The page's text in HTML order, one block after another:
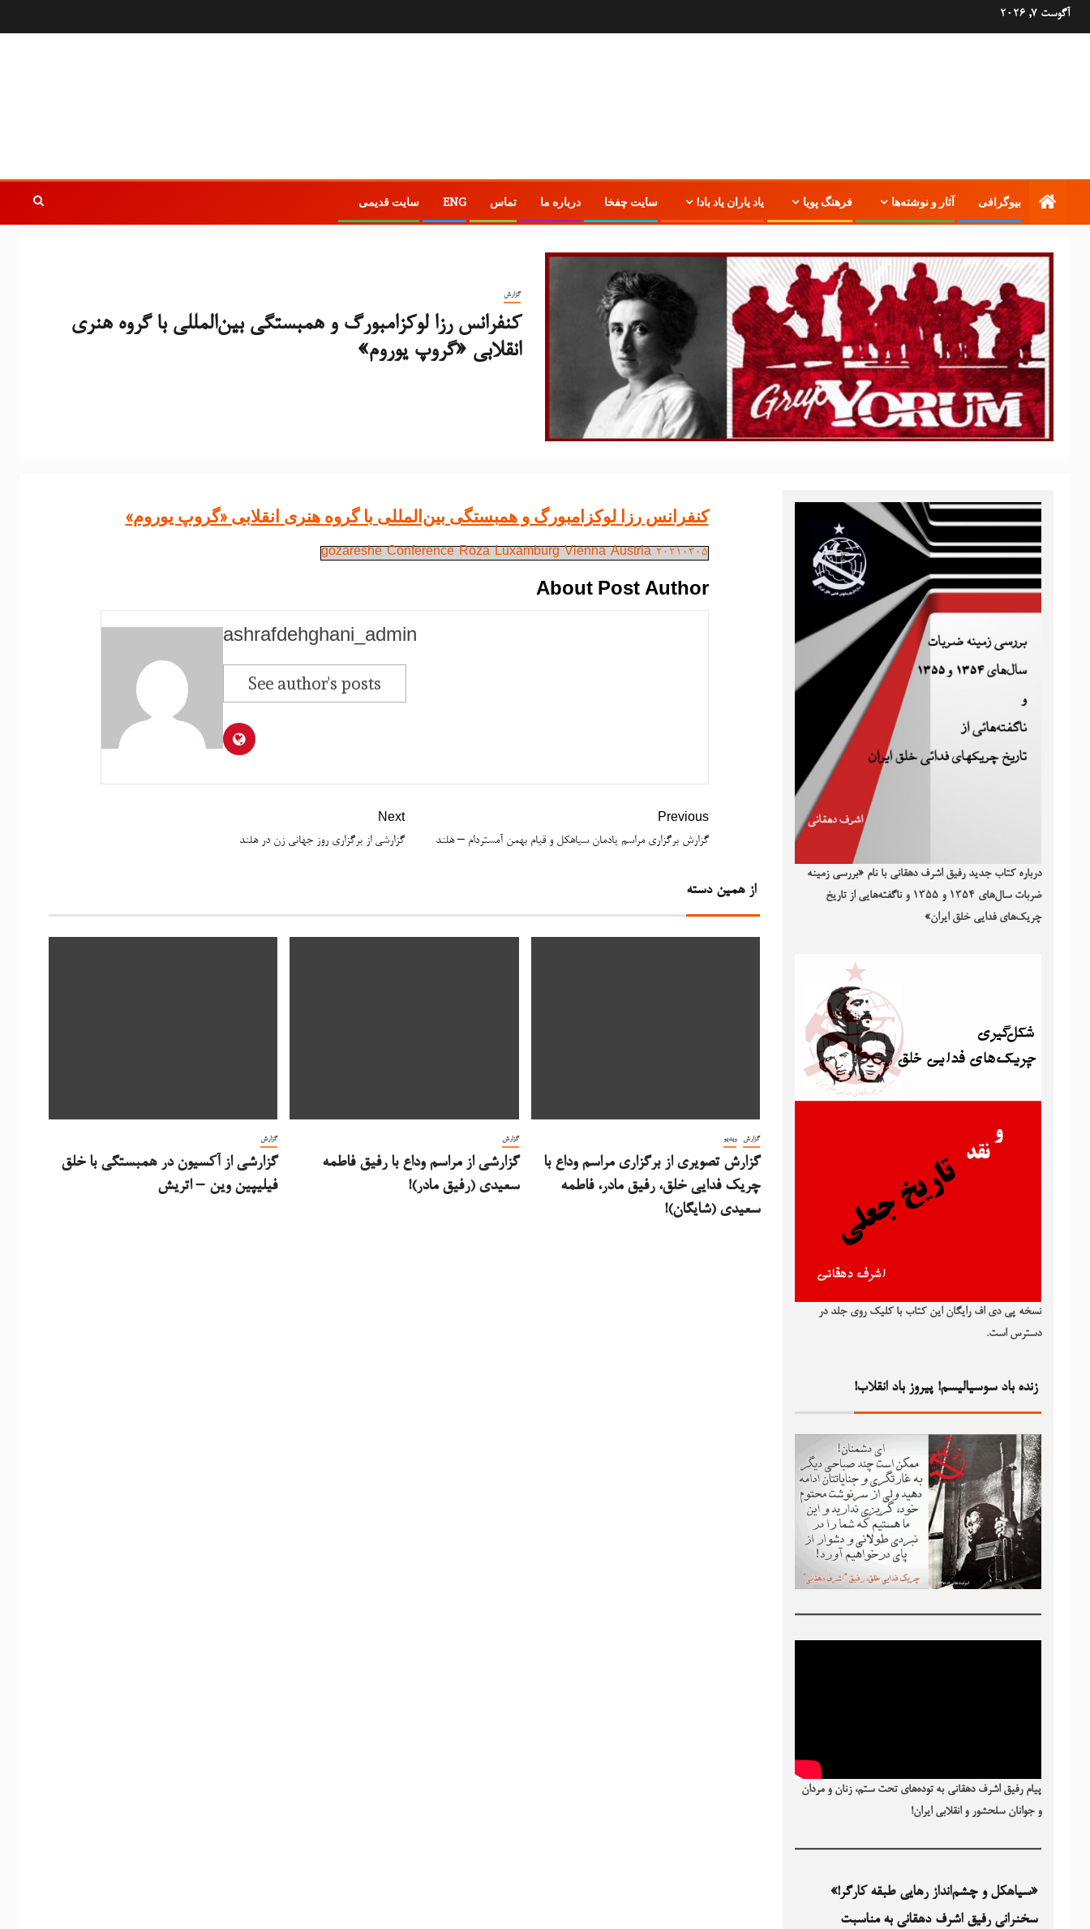
آگوست 7, 2026
بیوگرافی آثار و نوشته‌ها فرهنگ پویا یاد یاران یاد باد! سایت چفخا درباره ما تماس ENG سایت قدیمی
گزارش
کنفرانس رزا لوکزامبورگ و همبستگی بین‌المللی با گروه هنری
انقلابی «گروپ یوروم»
کنفرانس رزا لوکزامبورگ و همبستگی بین‌المللی با گروه هنری انقلابی «گروپ یوروم»
gozareshe-Conference-Roza-Luxamburg-Vienna-Austria-20210305
About Post Author
ashrafdehghani_admin
See author's posts
Previous
گزارش برگزاری مراسم یادمان سیاهکل و قیام بهمن آمستردام – هلند
Next
گزارشی از برگزاری روز جهانی زن در هلند
از همین دسته
گزارش ویدیو
گزارش تصویری از برگزاری مراسم وداع با
چریک فدایی خلق، رفیق مادر، فاطمه
سعیدی (شایگان)!
گزارش
گزارشی از مراسم وداع با رفیق فاطمه
سعیدی (رفیق مادر)!
گزارش
گزارشی از آکسیون در همبستگی با خلق
فیلیپین وین – اتریش
درباره کتاب جدید رفیق اشرف دهقانی با نام «بررسی زمینه
ضربات سال‌های ۱۳۵۴ و ۱۳۵۵ و ناگفته‌هایی از تاریخ
چریک‌های فدایی خلق ایران»
نسخه پی دی اف رایگان این کتاب با کلیک روی جلد در
دسترس است.
زنده باد سوسیالیسم! پیروز باد انقلاب!
پیام رفیق اشرف دهقانی به توده‌های تحت ستم، زنان و مردان
و جوانان سلحشور و انقلابی ایران!
«سیاهکل و چشم‌انداز رهایی طبقه کارگر!»
سخنرانی رفیق اشرف دهقانی به مناسبت